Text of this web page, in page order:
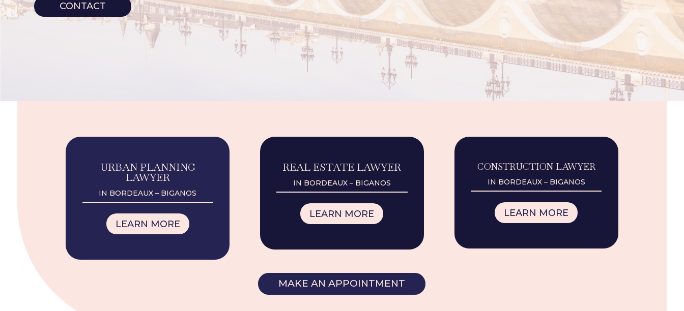
CONTACT
URBAN PLANNING
LAWYER
IN BORDEAUX – BIGANOS
LEARN MORE
REAL ESTATE LAWYER
IN BORDEAUX – BIGANOS
LEARN MORE
CONSTRUCTION LAWYER
IN BORDEAUX – BIGANOS
LEARN MORE
MAKE AN APPOINTMENT